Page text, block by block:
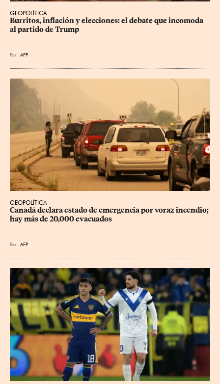
GEOPOLÍTICA
Burritos, inflación y elecciones: el debate que incomoda
al partido de Trump
Por AFP
GEOPOLÍTICA
Canadá declara estado de emergencia por voraz incendio;
hay más de 20,000 evacuados
Por AFP